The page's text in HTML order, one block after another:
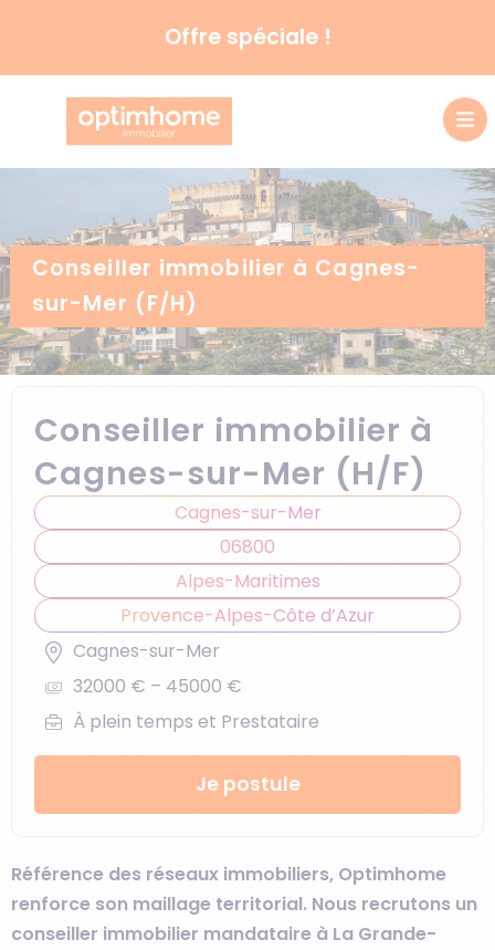
Offre spéciale !
Conseiller immobilier à Cagnes-
sur-Mer (F/H)
Conseiller immobilier à
Cagnes-sur-Mer (H/F)
Cagnes-sur-Mer
06800
Alpes-Maritimes
Provence-Alpes-Côte d’Azur
Cagnes-sur-Mer
32000 € – 45000 €
À plein temps et Prestataire
Je postule
Référence des réseaux immobiliers, Optimhome
renforce son maillage territorial. Nous recrutons un
conseiller immobilier mandataire à La Grande-